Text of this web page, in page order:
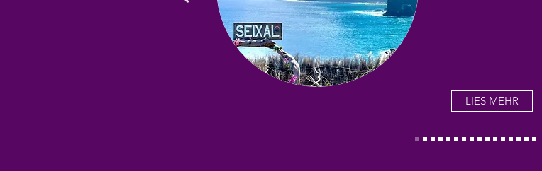
LIES MEHR